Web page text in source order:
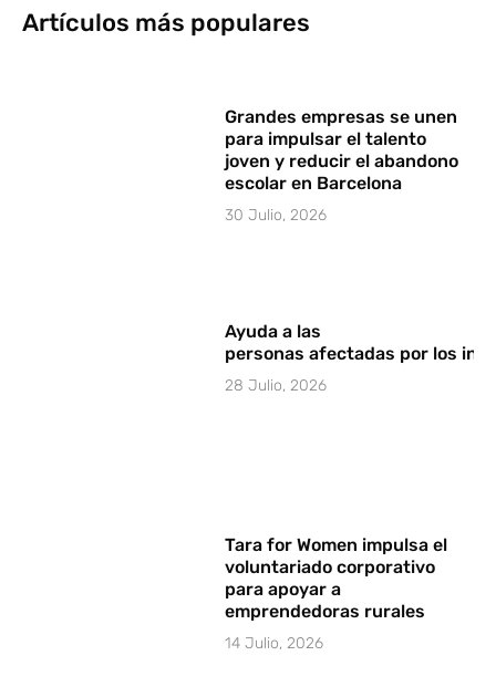
Artículos más populares
Grandes empresas se unen
para impulsar el talento
joven y reducir el abandono
escolar en Barcelona
30 Julio, 2026
Ayuda a las
personas afectadas por los
28 Julio, 2026
Tara for Women impulsa el
voluntariado corporativo
para apoyar a
emprendedoras rurales
14 Julio, 2026